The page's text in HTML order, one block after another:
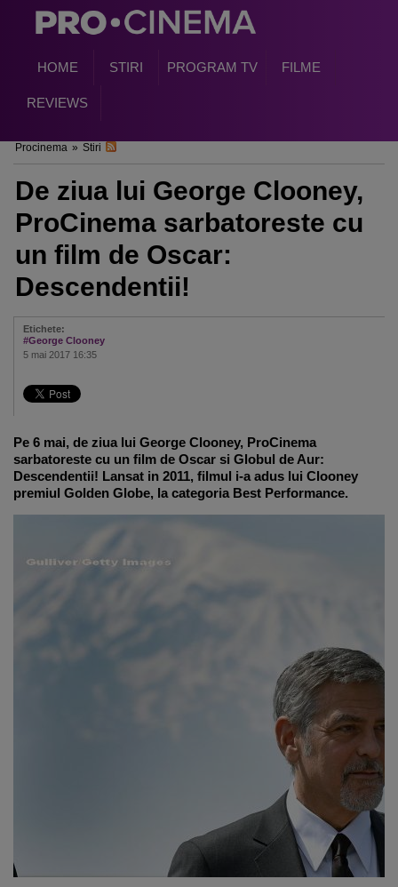
HOME STIRI PROGRAM TV FILME
REVIEWS
Procinema » Stiri
De ziua lui George Clooney,
ProCinema sarbatoreste cu
un film de Oscar:
Descendentii!
Etichete:
#George Clooney
5 mai 2017 16:35
Pe 6 mai, de ziua lui George Clooney, ProCinema
sarbatoreste cu un film de Oscar si Globul de Aur:
Descendentii! Lansat in 2011, filmul i-a adus lui Clooney
premiul Golden Globe, la categoria Best Performance.